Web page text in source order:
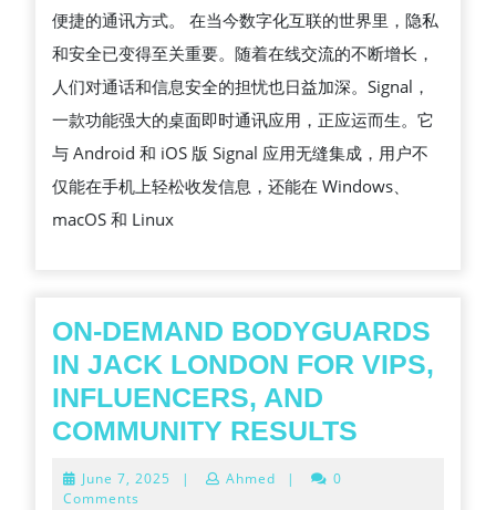
便捷的通讯方式。 在当今数字化互联的世界里，隐私
和安全已变得至关重要。随着在线交流的不断增长，
人们对通话和信息安全的担忧也日益加深。Signal，
一款功能强大的桌面即时通讯应用，正应运而生。它
与 Android 和 iOS 版 Signal 应用无缝集成，用户不
仅能在手机上轻松收发信息，还能在 Windows、
macOS 和 Linux
ON-DEMAND BODYGUARDS
IN JACK LONDON FOR VIPS,
INFLUENCERS, AND
COMMUNITY RESULTS
June 7, 2025 June
| Ahmed |
0
Comments